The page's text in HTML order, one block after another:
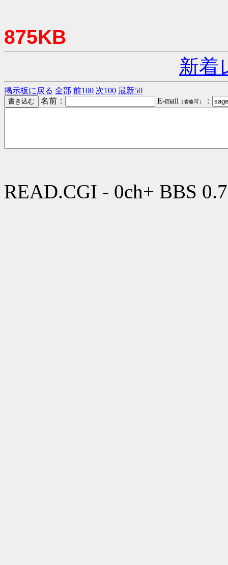
875KB
新着
掲示板に戻る 全部 前100 次100 最新50
名前：
E-mail （省略可） ：
READ.CGI - 0ch+ BBS